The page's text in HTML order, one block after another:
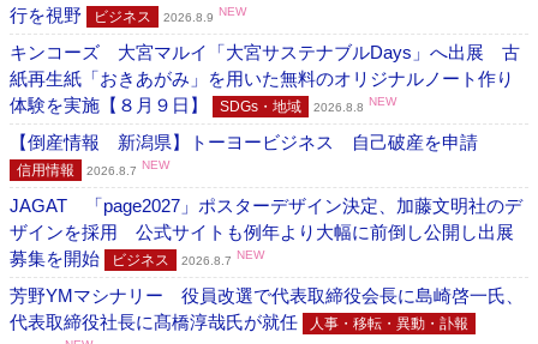
行を視野
ビジネス 2026.8.9 NEW
キンコーズ 大宮マルイ「大宮サステナブルDays」へ出展 古
紙再生紙「おきあがみ」を用いた無料のオリジナルノート作り
体験を実施【８月９日】
SDGs・地域 2026.8.8 NEW
【倒産情報 新潟県】トーヨービジネス 自己破産を申請
信用情報 2026.8.7 NEW
JAGAT 「page2027」ポスターデザイン決定、加藤文明社のデ
ザインを採用 公式サイトも例年より大幅に前倒し公開し出展
募集を開始
ビジネス 2026.8.7 NEW
芳野YMマシナリー 役員改選で代表取締役会長に島崎啓一氏、
代表取締役社長に髙橋淳哉氏が就任
人事・移転・異動・訃報